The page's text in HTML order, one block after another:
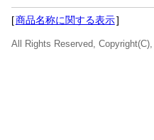
[商品名称に関する表示]
All Rights Reserved,